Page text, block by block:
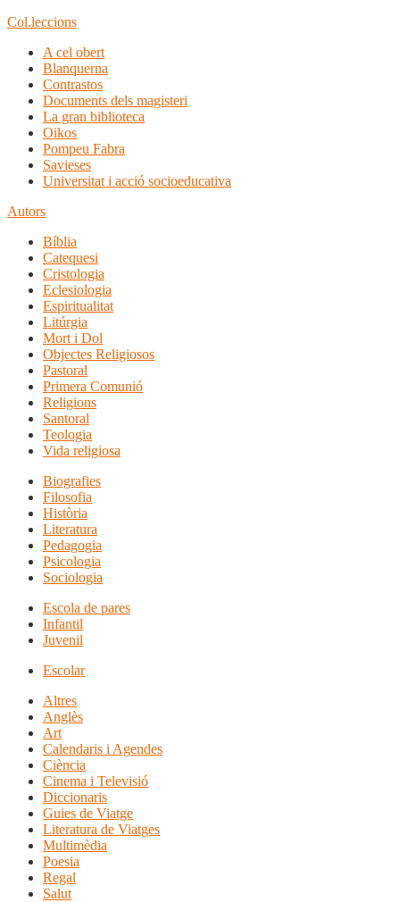
Col.leccions
A cel obert
Blanquerna
Contrastos
Documents dels magisteri
La gran biblioteca
Oikos
Pompeu Fabra
Savieses
Universitat i acció socioeducativa
Autors
Bíblia
Catequesi
Cristologia
Eclesiologia
Espiritualitat
Litúrgia
Mort i Dol
Objectes Religiosos
Pastoral
Primera Comunió
Religions
Santoral
Teologia
Vida religiosa
Biografies
Filosofia
Història
Literatura
Pedagogia
Psicologia
Sociologia
Escola de pares
Infantil
Juvenil
Escolar
Altres
Anglès
Art
Calendaris i Agendes
Ciència
Cinema i Televisió
Diccionaris
Guies de Viatge
Literatura de Viatges
Multimèdia
Poesia
Regal
Salut